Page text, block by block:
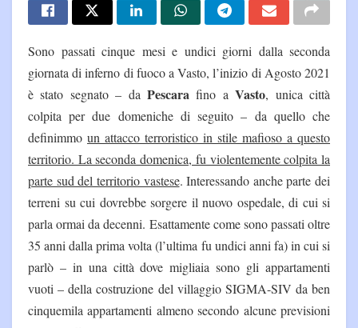
Sono passati cinque mesi e undici giorni dalla seconda
giornata di inferno di fuoco a Vasto, l’inizio di Agosto 2021
è stato segnato – da Pescara fino aVasto, unica città
colpita per due domeniche di seguito – da quello che
definimmo un attacco terroristico in stile mafioso a questo
territorio. La seconda domenica, fu violentemente colpita la
parte sud del territorio vastese. Interessando anche parte dei
terreni su cui dovrebbe sorgere il nuovo ospedale, di cui si
parla ormai da decenni. Esattamente come sono passati oltre
35 anni dalla prima volta (l’ultima fu undici anni fa) in cui si
parlò – in una città dove migliaia sono gli appartamenti
vuoti – della costruzione del villaggio SIGMA-SIV da ben
cinquemila appartamenti almeno secondo alcune previsioni